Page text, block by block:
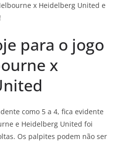
x Heidelberg United e
para o jogo
x
como 5 a 4, fica evidente
e Heidelberg United foi
Os palpites podem não ser